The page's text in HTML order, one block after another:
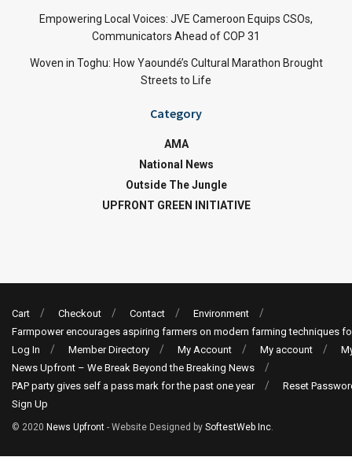
Empowering Local Voices: JVE Cameroon Equips CSOs,
Communicators Ahead of COP 31
Woven in Toghu: How Yaoundé’s Cultural Marathon Brought
Streets to Life
Category
AMA
National News
Outside The Jungle
UPFRONT GREEN INITIATIVE
Cart Checkout Contact
Environment
Farmpower encourages aspiring farmers on modern farming techniques
Log In
Member Directory My Account My account
News Upfront – We Break Beyond the Breaking News
PAP party gives self a pass mark for the past one year
Reset
Sign Up
© 2020 News Upfront - Website Designed by SoftestWeb Inc.